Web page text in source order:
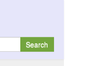
Search